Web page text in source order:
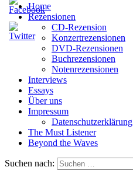
Home
Rezensionen
CD-Rezension
Konzertrezensionen
DVD-Rezensionen
Buchrezensionen
Notenrezensionen
Interviews
Essays
Über uns
Impressum
Datenschutzerklärung
The Must Listener
Beyond the Waves
Suchen nach: